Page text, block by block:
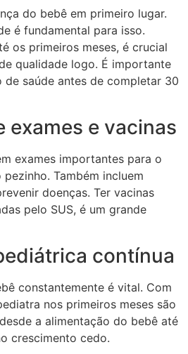
do bebê em primeiro lugar.
é fundamental para isso.
os primeiros meses, é crucial
qualidade logo. É importante
de saúde antes de completar 30
exames e vacinas
exames importantes para o
Também incluem
doenças. Ter vacinas
pelo SUS, é um grande
contínua
constantemente é vital. Com
nos primeiros meses são
a alimentação do bebê até
crescimento cedo.